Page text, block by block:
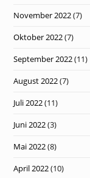
November 2022(7)
Oktober 2022(7)
September 2022(11)
August 2022(7)
Juli 2022(11)
Juni 2022(3)
Mai 2022(8)
April 2022(10)